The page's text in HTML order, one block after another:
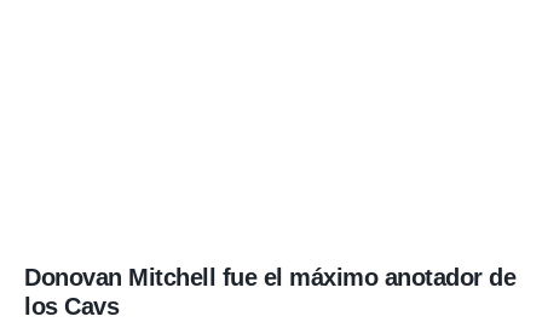
Donovan Mitchell fue el máximo anotador de
los Cavs